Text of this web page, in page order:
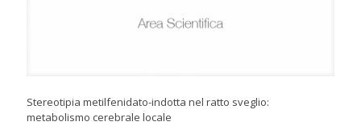
Stereotipia metilfenidato-indotta nel ratto sveglio:
metabolismo cerebrale locale